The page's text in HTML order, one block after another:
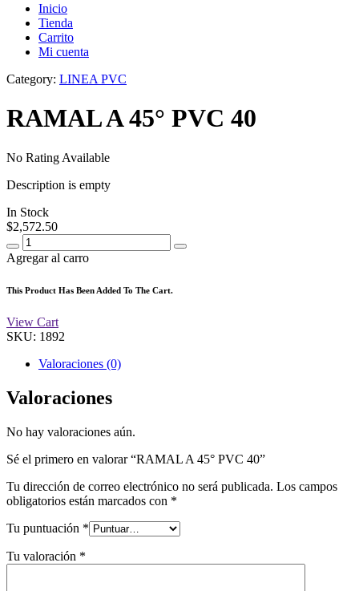
Inicio
Tienda
Carrito
Mi cuenta
Category: LINEA PVC
RAMAL A 45° PVC 40
No Rating Available
Description is empty
In Stock
$2,572.50
Agregar al carro
This Product Has Been Added To The Cart.
View Cart
SKU: 1892
Valoraciones (0)
Valoraciones
No hay valoraciones aún.
Sé el primero en valorar “RAMAL A 45° PVC 40”
Tu dirección de correo electrónico no será publicada. Los campos
obligatorios están marcados con *
Tu puntuación *
Tu valoración *